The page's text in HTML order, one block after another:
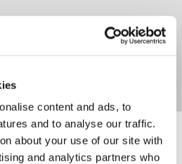
content and ads, to
and to analyse our traffic.
about your use of our site with
and analytics partners who